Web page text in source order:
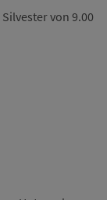
von 9.00